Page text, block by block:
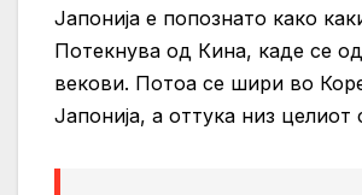
Јапонија е попознато како
Потекнува од Кина, каде се
векови. Потоа се шири во
Јапонија, а оттука низ целиот